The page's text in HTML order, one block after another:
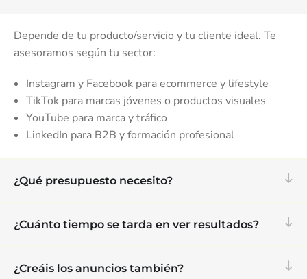
Depende de tu producto/servicio y tu cliente ideal. Te
asesoramos según tu sector:
Instagram y Facebook para ecommerce y lifestyle
TikTok para marcas jóvenes o productos visuales
YouTube para marca y tráfico
LinkedIn para B2B y formación profesional
¿Qué presupuesto necesito?
¿Cuánto tiempo se tarda en ver resultados?
¿Creáis los anuncios también?